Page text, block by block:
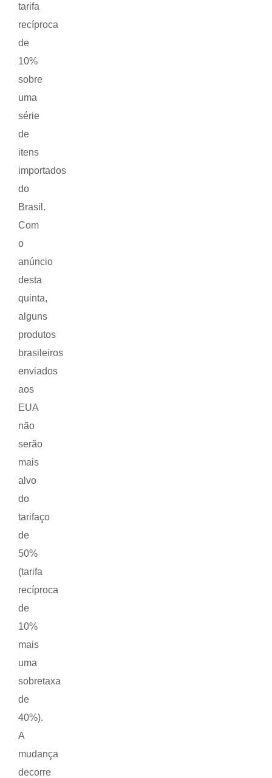
tarifa
recíproca
de
10%
sobre
uma
série
de
itens
importados
do
Brasil.
Com
o
anúncio
desta
quinta,
alguns
produtos
brasileiros
enviados
aos
EUA
não
serão
mais
alvo
do
tarifaço
de
50%
(tarifa
recíproca
de
10%
mais
uma
sobretaxa
de
40%).
A
mudança
decorre